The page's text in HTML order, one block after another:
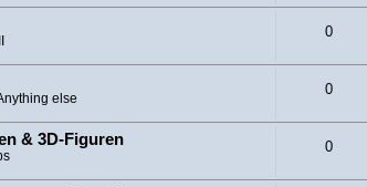
0
else
0
& 3D-Figuren 0